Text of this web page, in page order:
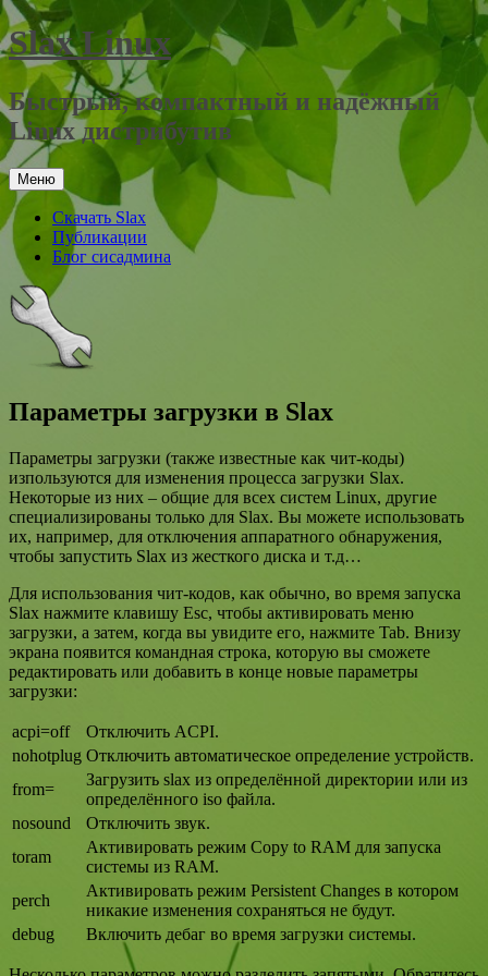
Перейти
к
содержимому
Slax Linux
Быстрый, компактный и надёжный
Linux дистрибутив
Меню
Скачать Slax
Публикации
Блог сисадмина
Параметры загрузки в Slax
Параметры загрузки (также известные как чит-коды)
изпользуются для изменения процесса загрузки Slax.
Некоторые из них – общие для всех систем Linux, другие
специализированы только для Slax. Вы можете использовать
их, например, для отключения аппаратного обнаружения,
чтобы запустить Slax из жесткого диска и т.д…
Для использования чит-кодов, как обычно, во время запуска
Slax нажмите клавишу Esc, чтобы активировать меню
загрузки, а затем, когда вы увидите его, нажмите Tab. Внизу
экрана появится командная строка, которую вы сможете
редактировать или добавить в конце новые параметры
загрузки:
acpi=off
Отключить ACPI.
nohotplug Отключить автоматическое определение устройств.
from=
Загрузить slax из определённой директории или из
определённого iso файла.
nosound
Отключить звук.
toram
Активировать режим Copy to RAM для запуска
системы из RAM.
perch
Активировать режим Persistent Changes в котором
никакие изменения сохраняться не будут.
debug
Включить дебаг во время загрузки системы.